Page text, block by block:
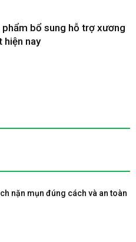
bổ sung hỗ trợ xương
hiện nay
nặn mụn đúng cách và an toàn